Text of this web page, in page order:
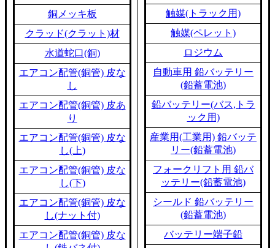
銅メッキ板
クラッド(クラット)材
水道蛇口(銅)
エアコン配管(銅管) 皮な
し
エアコン配管(銅管) 皮あ
り
エアコン配管(銅管) 皮な
し(上)
エアコン配管(銅管) 皮な
し(下)
エアコン配管(銅管) 皮な
し(ナット付)
エアコン配管(銅管) 皮な
触媒(トラック用)
触媒(ペレット)
ロジウム
自動車用 鉛バッテリー
(鉛蓄電池)
鉛バッテリー(バス,トラ
ック用)
産業用(工業用) 鉛バッテ
リー(鉛蓄電池)
フォークリフト用 鉛バ
ッテリー(鉛蓄電池)
シールド 鉛バッテリー
(鉛蓄電池)
バッテリー端子鉛